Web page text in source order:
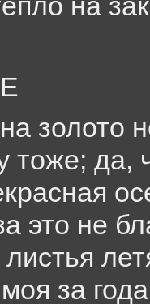
золото
тоже; да,
это не
за